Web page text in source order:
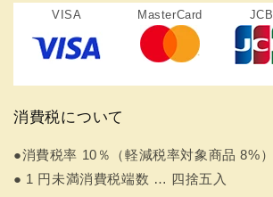
VISA MasterCard JCB
消費税について
●消費税率 10％（軽減税率対象商品 8%）
● 1 円未満消費税端数 … 四捨五入